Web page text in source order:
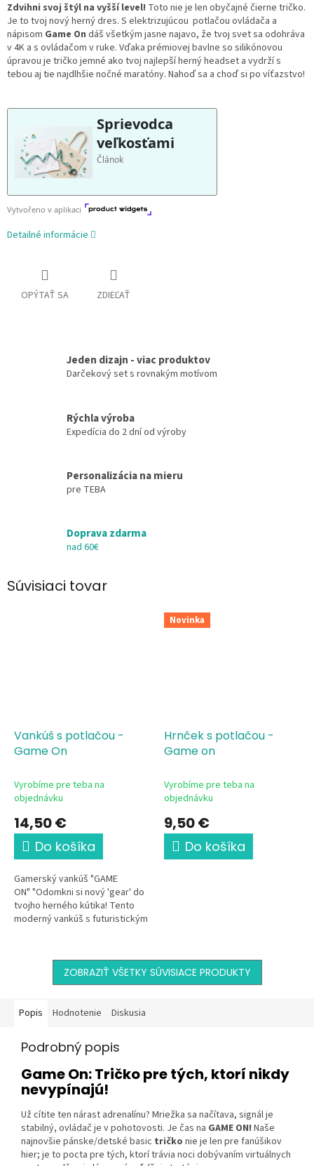
Zdvihni svoj štýl na vyšší level! Toto nie je len obyčajné čierne tričko.
Je to tvoj nový herný dres. S elektrizujúcou potlačou ovládača a
nápisom Game On dáš všetkým jasne najavo, že tvoj svet sa odohráva
v 4K a s ovládačom v ruke. Vďaka prémiovej bavlne so silikónovou
úpravou je tričko jemné ako tvoj najlepší herný headset a vydrží s
tebou aj tie najdlhšie nočné maratóny. Nahoď sa a choď si po víťazstvo!
Detailné informácie
OPÝTAŤ SA ZDIEĽAŤ
Jeden dizajn - viac produktov
Darčekový set s rovnakým motívom
Rýchla výroba
Expedícia do 2 dní od výroby
Personalizácia na mieru
pre TEBA
Doprava zdarma
nad 60€
Súvisiaci tovar
Vankúš s potlačou -
Game On
Vyrobíme pre teba na
objednávku
14,50 €
Do košíka
Gamerský vankúš "GAME
ON" "Odomkni si nový 'gear' do
tvojho herného kútika! Tento
moderný vankúš s futuristickým
Novinka
Hrnček s potlačou -
Game on
Vyrobíme pre teba na
objednávku
9,50 €
Do košíka
ZOBRAZIŤ VŠETKY SÚVISIACE PRODUKTY
Popis Hodnotenie Diskusia
Podrobný popis
Game On: Tričko pre tých, ktorí nikdy
nevypínajú!
Už cítite ten nárast adrenalínu? Mriežka sa načítava, signál je
stabilný, ovládač je v pohotovosti. Je čas na GAME ON! Naše
najnovšie pánske/detské basic tričko nie je len pre fanúšikov
hier; je to pocta pre tých, ktorí trávia noci dobývaním virtuálnych